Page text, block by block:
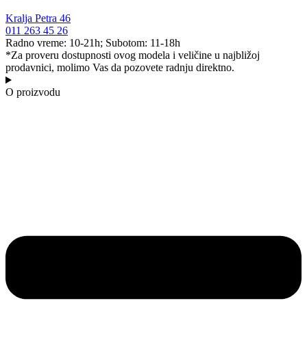
Kralja Petra 46
011 263 45 26
Radno vreme: 10-21h; Subotom: 11-18h
*Za proveru dostupnosti ovog modela i veličine u najbližoj
prodavnici, molimo Vas da pozovete radnju direktno.
O proizvodu